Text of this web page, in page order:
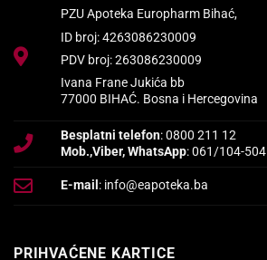
PZU Apoteka Europharm Bihać,
ID broj: 4263086230009
PDV broj: 263086230009
Ivana Frane Jukića bb
77000 BIHAĆ. Bosna i Hercegovina
Besplatni telefon: 0800 211 12
Mob.,Viber, WhatsApp: 061/104-504
E-mail : info@eapoteka.ba
PRIHVAĆENE KARTICE